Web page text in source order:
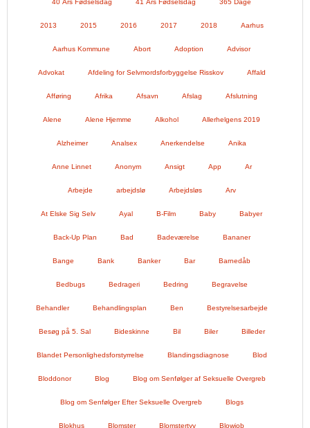
40 Års Fødselsdag 41 Års Fødselsdag 365 Dage
2013 2015 2016 2017 2018 Aarhus
Aarhus Kommune Abort Adoption Advisor
Advokat Afdeling for Selvmordsforbyggelse Risskov Affald
Afføring Afrika Afsavn Afslag Afslutning
Alene Alene Hjemme Alkohol Allerhelgens 2019
Alzheimer Analsex Anerkendelse Anika
Anne Linnet Anonym Ansigt App Ar
Arbejde arbejdslø Arbejdsløs Arv
At Elske Sig Selv Ayal B-Film Baby Babyer
Back-Up Plan Bad Badeværelse Bananer
Bange Bank Banker Bar Barnedåb
Bedbugs Bedrageri Bedring Begravelse
Behandler Behandlingsplan Ben Bestyrelsesarbejde
Besøg på 5. Sal Bideskinne Bil Biler Billeder
Blandet Personlighedsforstyrrelse Blandingsdiagnose Blod
Bloddonor Blog Blog om Senfølger af Seksuelle Overgreb
Blog om Senfølger Efter Seksuelle Overgreb Blogs
Blokhus Blomster Blomstertyv Blowjob